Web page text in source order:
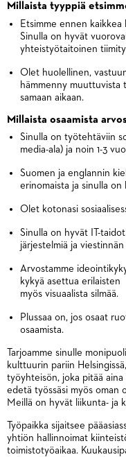
Millaista tyyppiä
Etsimme ennen
Sinulla on hyvät
yhteistyötaitoinen
Olet huolellinen,
hämmenny muuttuvista
samaan aikaan.
Millaista osaamista
Sinulla on työtehtäviin
media-ala) ja noin 1-3
Suomen ja englannin
erinomaista ja sinulla
Olet kotonasi
Sinulla on hyvät IT-
järjestelmiä ja
Arvostamme
kykyä asettua
myös visuaalista silmää.
Plussaa on, jos osaat
osaamista.
Tarjoamme sinulle
kulttuurin pariin
työyhteisön, joka pitää aina
edetä työssäsi myös oman
Meillä on hyvät liikunta- ja
Työpaikka sijaitsee
yhtiön hallinnoimat
toimistotyöaikaa.